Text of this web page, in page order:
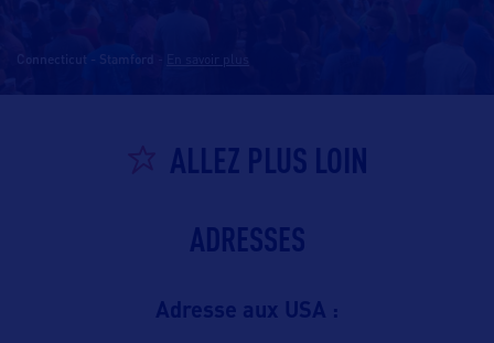
Connecticut - Stamford
ALLEZ PLUS LOIN
ADRESSES
Adresse aux USA :